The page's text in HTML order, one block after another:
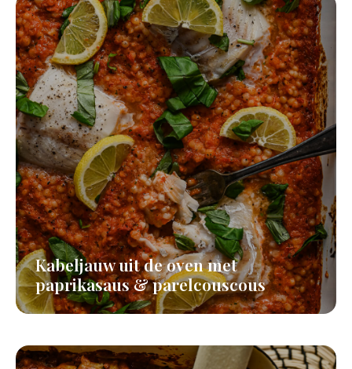
Kabeljauw uit de oven met
paprikasaus & parelcouscous